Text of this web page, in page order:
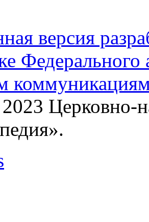
версия
Федерального
Церковно-